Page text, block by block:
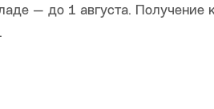
— до 1 августа.